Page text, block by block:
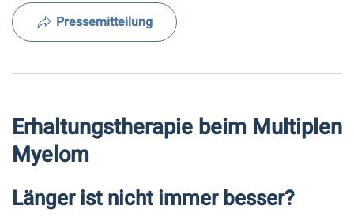
Pressemitteilung
Erhaltungstherapie beim Multiplen
Myelom
Länger ist nicht immer besser?